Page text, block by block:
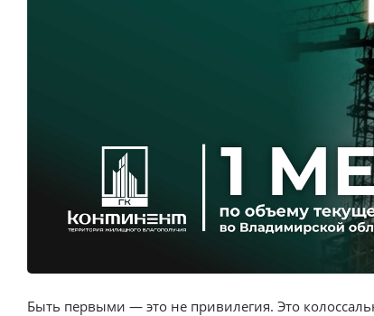
О компании
Онлайн-запись
Быть первыми — это не привилегия. Это